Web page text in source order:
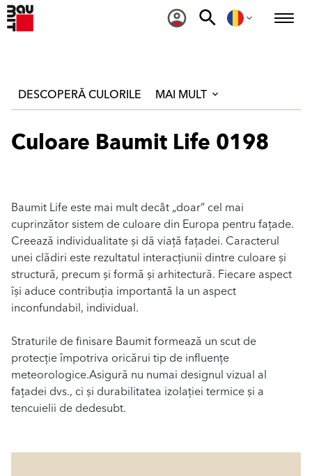
DESCOPERĂ CULORILE MAI MULT
Culoare Baumit Life 0198
Baumit Life este mai mult decât „doar” cel mai
cuprinzător sistem de culoare din Europa pentru fațade.
Creează individualitate și dă viață fațadei. Caracterul
unei clădiri este rezultatul interacțiunii dintre culoare și
structură, precum și formă și arhitectură. Fiecare aspect
își aduce contribuția importantă la un aspect
inconfundabil, individual.
Straturile de finisare Baumit formează un scut de
protecție împotriva oricărui tip de influențe
meteorologice.Asigură nu numai designul vizual al
fațadei dvs., ci și durabilitatea izolației termice și a
tencuielii de dedesubt.